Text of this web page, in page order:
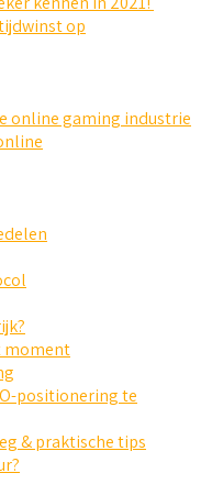
op
online gaming industrie
moment
positionering te
& praktische tips